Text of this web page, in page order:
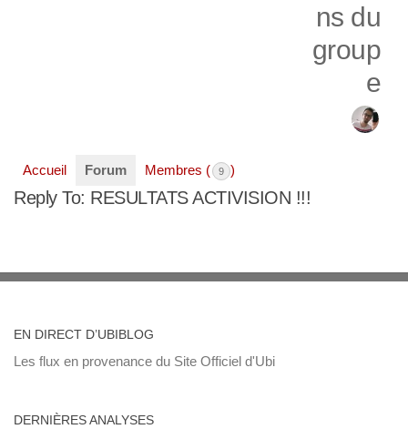
ns du
group
e
Accueil Forum Membres ( 9 )
Reply To: RESULTATS ACTIVISION !!!
EN DIRECT D’UBIBLOG
Les flux en provenance du Site Officiel d'Ubi
DERNIÈRES ANALYSES